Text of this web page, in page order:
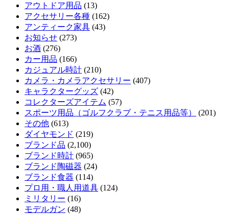
アウトドア用品 (13)
アクセサリー各種 (162)
アンティーク家具 (43)
お知らせ (273)
お酒 (276)
カー用品 (166)
カジュアル時計 (210)
カメラ・カメラアクセサリー (407)
キャラクターグッズ (42)
コレクターズアイテム (57)
スポーツ用品（ゴルフクラブ・テニス用品等）
(201)
その他 (613)
ダイヤモンド (219)
ブランド品 (2,100)
ブランド時計 (965)
ブランド陶磁器 (24)
ブランド食器 (114)
プロ用・職人用道具 (124)
ミリタリー (16)
モデルガン (48)